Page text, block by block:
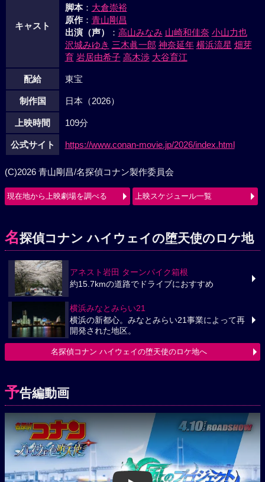
キャスト
脚本： 大倉崇裕
原作： 青山剛昌
出演（声）
： 高山みなみ 山崎和佳奈 小山力也
沢城みゆき 三木眞一郎 神奈延年 横浜流星 畑芽
育 岩居由希子 高木渉 大谷育江
配給 東宝
制作国 日本（2026）
上映時間 109分
公式サイト https://www.conan-movie.jp/2026/index.html
(C)2026 青山剛昌/名探偵コナン製作委員会
現在地から上映劇場を調べる 上映スケジュール一覧
名探偵コナン ハイウェイの堕天使のロケ地
アネスト岩田 ターンパイク箱根
約15.7kmの道路でドライブにおすすめ
横浜みなとみらい21
横浜の新都心。みなとみらい21事業によって再
開発された地区。
名探偵コナン ハイウェイの堕天使のロケ地へ
予告編動画